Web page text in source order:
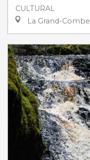
CULTURAL
La Grand-Combe